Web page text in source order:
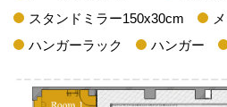
スタンドミラー150x30cm
ハンガーラック
ハンガー